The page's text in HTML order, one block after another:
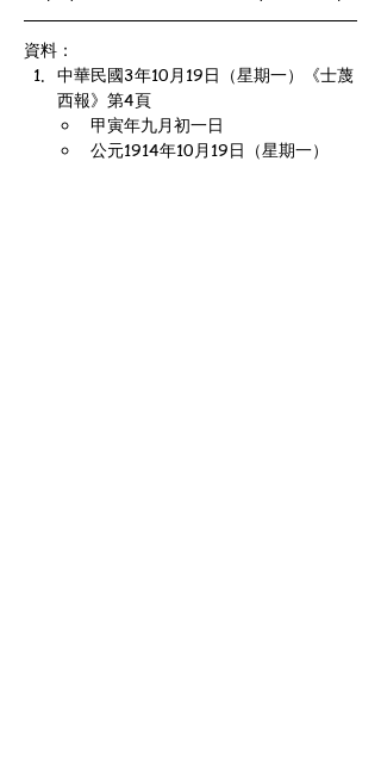
資料：
中華民國3年10月19日（星期一）《士蔑
西報》第4頁
甲寅年九月初一日
公元1914年10月19日（星期一）